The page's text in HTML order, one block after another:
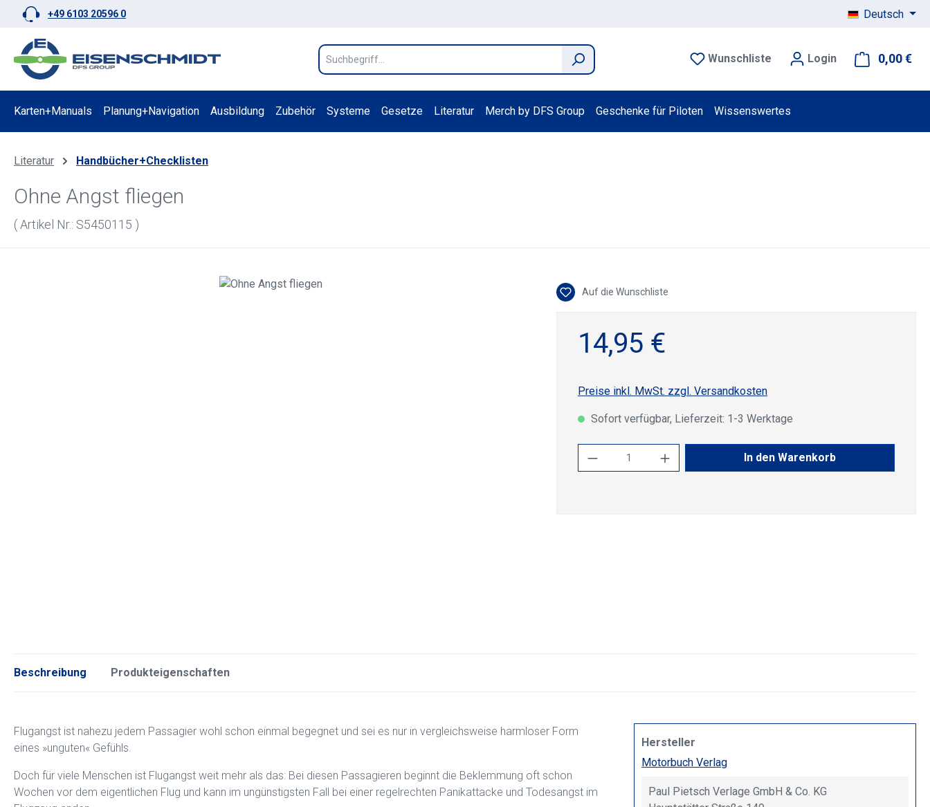
Hauptinhalt springen
Zur Suche springen
Zur Hauptnavigation springen
+49 6103 20596 0 Deutsch
Wunschliste Login 0,00 €
Karten+Manuals Planung+Navigation Ausbildung Zubehör Systeme Gesetze Literatur Merch by DFS Group Geschenke für Piloten Wissenswertes
Literatur Handbücher+Checklisten
Ohne Angst fliegen
( Artikel Nr.: S5450115 )
Auf die Wunschliste
14,95 €
Preise inkl. MwSt. zzgl. Versandkosten
Sofort verfügbar, Lieferzeit: 1-3 Werktage
Produkt Anzahl: Gib den gewünschten Wert
In den Warenkorb
Beschreibung Produkteigenschaften
Flugangst ist nahezu jedem Passagier wohl schon einmal begegnet und sei es nur in vergleichsweise harmloser Form
eines »unguten« Gefühls.
Doch für viele Menschen ist Flugangst weit mehr als das: Bei diesen Passagieren beginnt die Beklemmung oft schon
Wochen vor dem eigentlichen Flug und kann im ungünstigsten Fall bei einer regelrechten Panikattacke und Todesangst im
Hersteller
Motorbuch Verlag
Paul Pietsch Verlage GmbH & Co. KG